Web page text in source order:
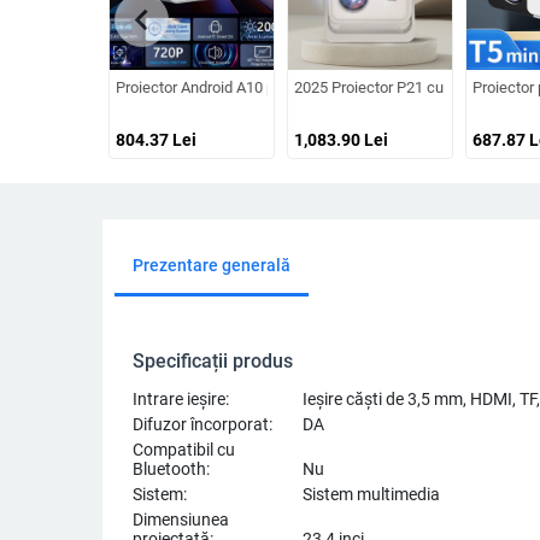
Proiector Android A10 portabil, Ultra HD, Wi-Fi și PTZ
804.37Lei
2025 Proiector P21 cu autofocus și
1,083.90Lei
Proiector
687.87
chevron_left
Prezentare generală
Specificații produs
Intrare ieșire:
Ieșire căști de 3,5 mm, HDMI,
Difuzor încorporat:
DA
Compatibil cu
Bluetooth:
Nu
Sistem:
Sistem multimedia
Dimensiunea